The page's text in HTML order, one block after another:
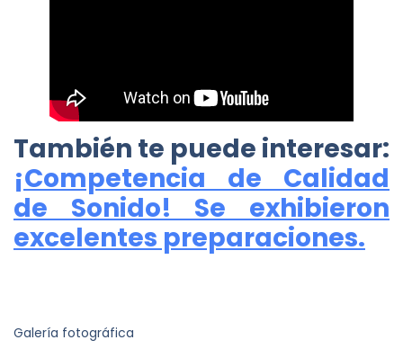
También te puede interesar:
¡Competencia de Calidad
de Sonido! Se exhibieron
excelentes preparaciones.
Galería fotográfica